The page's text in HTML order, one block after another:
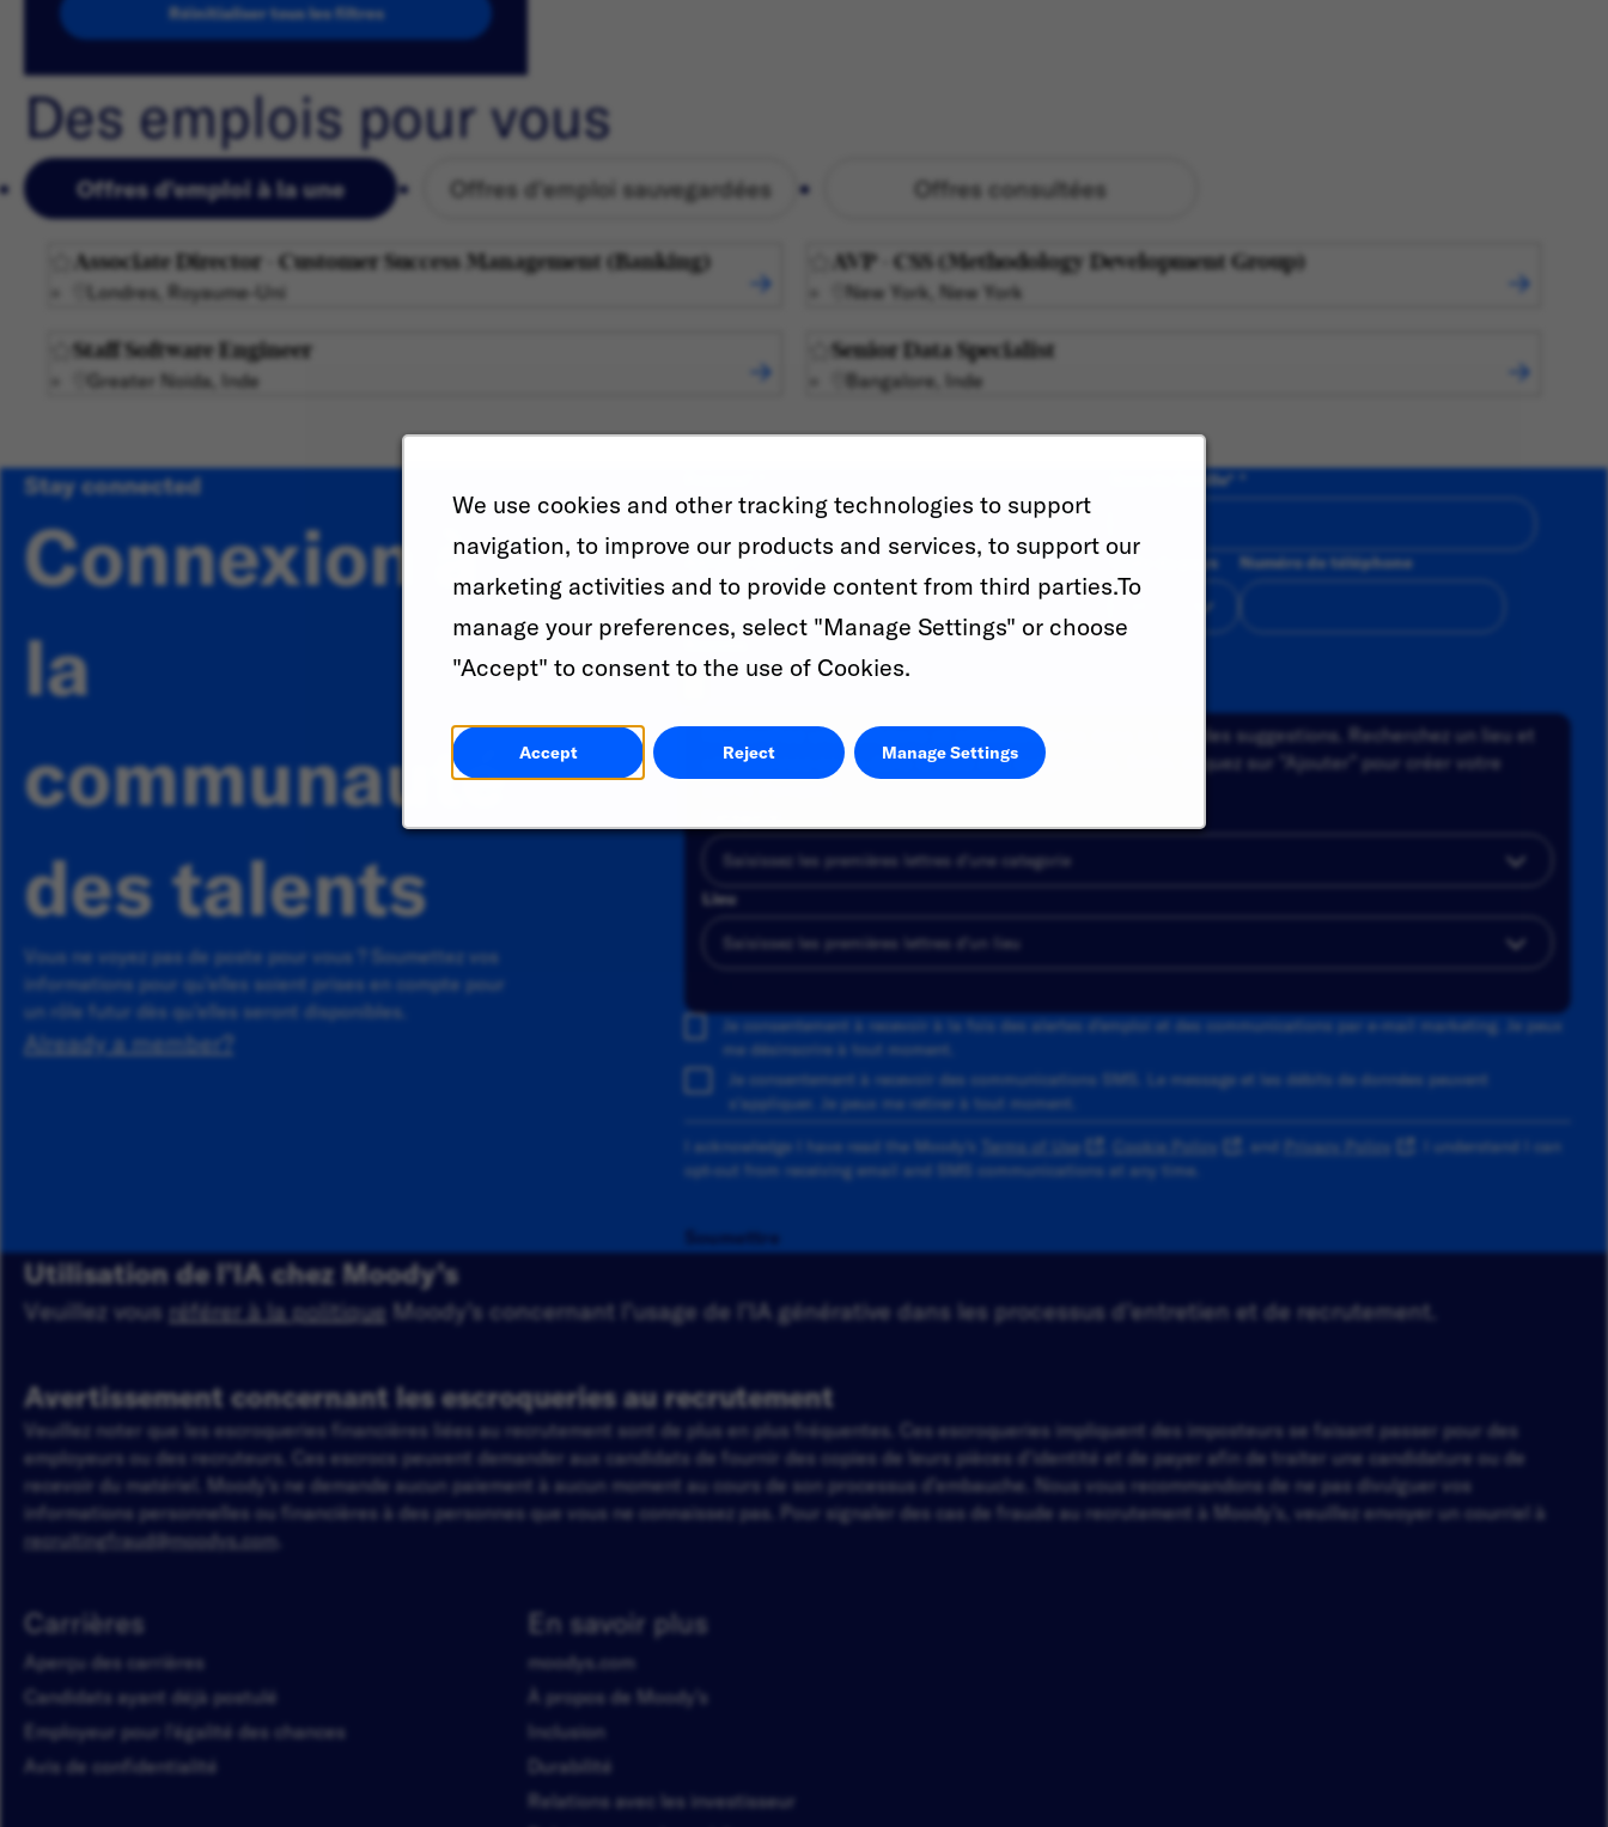
We use cookies and other tracking technologies to support
navigation, to improve our products and services, to support our
marketing activities and to provide content from third parties.To
manage your preferences, select "Manage Settings" or choose
"Accept" to consent to the use of Cookies.
Accept Reject Manage Settings
Réinitialiser tous les filtres
Des emplois pour vous
Offres d'emploi à la une Offres d'emploi sauvegardées Offres consultées
Associate Director - Customer Success Management (Banking)
Londres, Royaume-Uni
AVP - CSS (Methodology Development Group)
New York, New York
Staff Software Engineer
Greater Noida, Inde
Senior Data Specialist
Bangalore, Inde
Stay connected
Connexion à
la
communauté
des talents
Vous ne voyez pas de poste pour vous ? Soumettez vos
informations pour qu'elles soient prises en compte pour
un rôle futur dès qu'elles seront disponibles.
Already a member?
Nom de famille*
Adresse email Code du pays Numéro de téléphone
Resume
Recherchez une catégorie et sélectionnez-la dans la liste des suggestions. Recherchez un lieu et
sélectionnez-en un dans la liste des suggestions. Enfin, cliquez sur "Ajouter" pour créer votre
Lieu
Je consentement à recevoir à la fois des alertes d'emploi et des communications par e-mail marketing. Je peux
me désinscrire à tout moment.
Je consentement à recevoir des communications SMS. Le message et les débits de données peuvent
s'appliquer. Je peux me retirer à tout moment.
I acknowledge I have read the Moody's
Terms of Use Cookie Policy , and Privacy Policy
. I understand I can
opt-out from receiving email and SMS communications at any time.
Soumettre
Utilisation de l’IA chez Moody’s
Veuillez vous référer à la politique Moody’s concernant l’usage de l’IA générative dans les processus d’entretien et de recrutement.
Avertissement concernant les escroqueries au recrutement
Veuillez noter que les escroqueries financières liées au recrutement sont de plus en plus fréquentes. Ces escroqueries impliquent des imposteurs se faisant passer pour des
employeurs ou des recruteurs. Ces escrocs peuvent demander aux candidats de fournir des copies de leurs pièces d'identité et de payer afin de traiter une candidature ou de
recevoir du matériel. Moody’s ne demande aucun paiement à aucun moment au cours de son processus d’embauche. Nous vous recommandons de ne pas divulguer vos
informations personnelles ou financières à des personnes que vous ne connaissez pas. Pour signaler des cas de fraude au recrutement à Moody’s, veuillez envoyer un courriel à
recruitingfraud@moodys.com
Carrières
Aperçu des carrières
Candidats ayant déjà postulé
Employeur pour l'égalité des chances
Avis de confidentialité
En savoir plus
moodys.com
À propos de Moody’s
Inclusion
Durabilité
Relations avec les investisseur